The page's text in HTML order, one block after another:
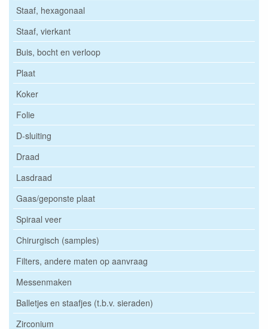
Staaf, hexagonaal
Staaf, vierkant
Buis, bocht en verloop
Plaat
Koker
Folie
D-sluiting
Draad
Lasdraad
Gaas/geponste plaat
Spiraal veer
Chirurgisch (samples)
Filters, andere maten op aanvraag
Messenmaken
Balletjes en staafjes (t.b.v. sieraden)
Zirconium